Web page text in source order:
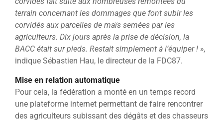
terrain concernant les dommages que font subir les
corvidés aux parcelles de maïs semées par les
agriculteurs. Dix jours après la prise de décision, la
BACC était sur pieds. Restait simplement à l’équiper ! »,
indique Sébastien Hau, le directeur de la FDC87.
Mise en relation automatique
Pour cela, la fédération a monté en un temps record
une plateforme internet permettant de faire rencontrer
des agriculteurs subissant des dégâts et des chasseurs